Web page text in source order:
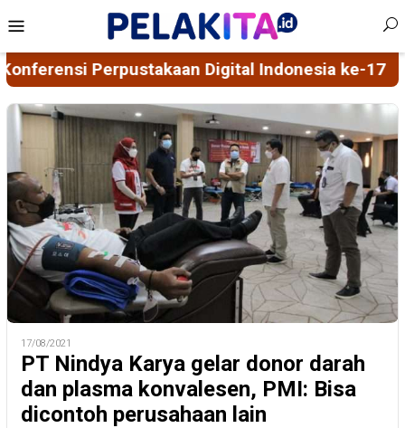
to
content
Menu
ke-17 Model Sosialisasi 5D Berbasis Spiritial,
17/08/2021
PT Nindya Karya gelar donor darah
dan plasma konvalesen, PMI: Bisa
dicontoh perusahaan lain